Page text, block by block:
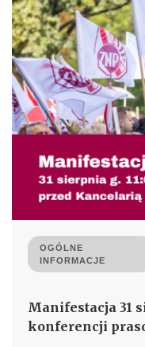
OGÓLNE
INFORMACJE
Manifestacja 31
konferencji